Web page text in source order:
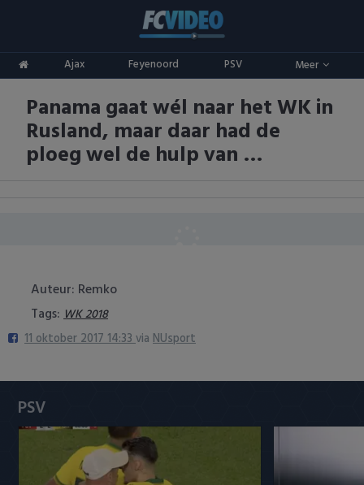
Ajax Feyenoord PSV Meer
ADO Den Haag
Ajax
AZ
Feyenoord
Heracles Almelo
NAC Breda
PEC Zwolle
Competities
Eredivisie
Keuken Kampioen Divisie
Europa League
Conference League
Oranje
Goals & Samenvattingen
Panama gaat wél naar het WK in
Rusland, maar daar had de
ploeg wel de hulp van …
Auteur: Remko
Tags: WK 2018
11 oktober 2017 14:33via NUsport
PSV